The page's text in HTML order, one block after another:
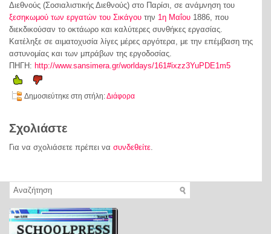
Διεθνούς (Σοσιαλιστικής Διεθνούς) στο Παρίσι, σε ανάμνηση του
ξεσηκωμού των εργατών του Σικάγου την 1η Μαΐου 1886, που
διεκδικούσαν το οκτάωρο και καλύτερες συνθήκες εργασίας.
Κατέληξε σε αιματοχυσία λίγες μέρες αργότερα, με την επέμβαση της
αστυνομίας και των μπράβων της εργοδοσίας.
ΠΗΓΗ: http://www.sansimera.gr/worldays/161#ixzz3YuPDE1m5
Δημοσιεύτηκε στη στήλη:Διάφορα
Σχολιάστε
Για να σχολιάσετε πρέπει να συνδεθείτε.